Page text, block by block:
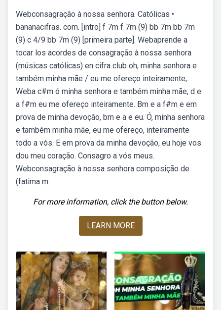
Webconsagração à nossa senhora. Católicas •
bananacifras. com. [intro] f 7m f 7m (9) bb 7m bb 7m
(9) c 4/9 bb 7m (9) [primeira parte]. Webaprende a
tocar los acordes de consagração à nossa senhora
(músicas católicas) en cifra club oh, minha senhora e
também minha mãe / eu me ofereço inteiramente,.
Weba c#m ó minha senhora e também minha mãe, d e
a f#m eu me ofereço inteiramente. Bm e a f#m e em
prova de minha devoção, bm e a e eu. Ó, minha senhora
e também minha mãe, eu me ofereço, inteiramente
todo a vós. E em prova da minha devoção, eu hoje vos
dou meu coração. Consagro a vós meus.
Webconsagração à nossa senhora composição de
(fatima m.
For more information, click the button below.
LEARN MORE